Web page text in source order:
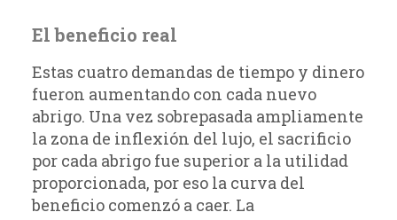
El beneficio real
Estas cuatro demandas de tiempo y dinero
fueron aumentando con cada nuevo
abrigo. Una vez sobrepasada ampliamente
la zona de inflexión del lujo, el sacrificio
por cada abrigo fue superior a la utilidad
proporcionada, por eso la curva del
beneficio comenzó a caer. La